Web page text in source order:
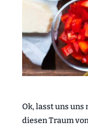
Ok, lasst uns uns
diesen Traum